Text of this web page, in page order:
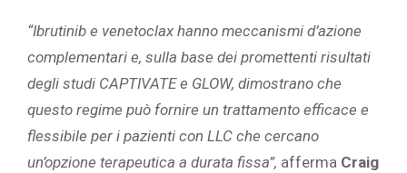
“Ibrutinib e venetoclax hanno meccanismi d’azione
complementari e, sulla base dei promettenti risultati
degli studi CAPTIVATE e GLOW, dimostrano che
questo regime può fornire un trattamento efficace e
flessibile per i pazienti con LLC che cercano
un’opzione terapeutica a durata fissa”, afferma Craig